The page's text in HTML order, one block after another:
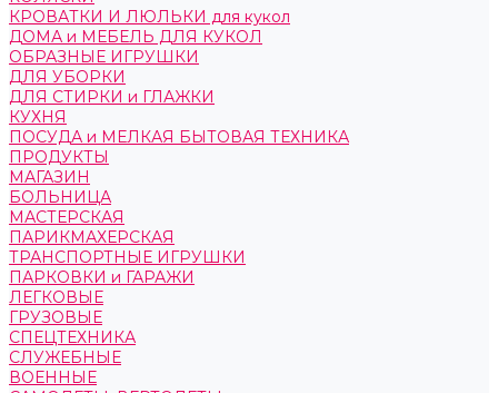
КРОВАТКИ И ЛЮЛЬКИ для кукол
ДОМА и МЕБЕЛЬ ДЛЯ КУКОЛ
ОБРАЗНЫЕ ИГРУШКИ
ДЛЯ УБОРКИ
ДЛЯ СТИРКИ и ГЛАЖКИ
КУХНЯ
ПОСУДА и МЕЛКАЯ БЫТОВАЯ ТЕХНИКА
ПРОДУКТЫ
МАГАЗИН
БОЛЬНИЦА
МАСТЕРСКАЯ
ПАРИКМАХЕРСКАЯ
ТРАНСПОРТНЫЕ ИГРУШКИ
ПАРКОВКИ и ГАРАЖИ
ЛЕГКОВЫЕ
ГРУЗОВЫЕ
СПЕЦТЕХНИКА
СЛУЖЕБНЫЕ
ВОЕННЫЕ